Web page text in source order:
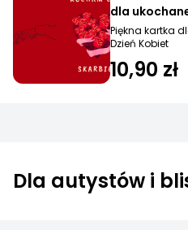
dla
Piękna kartka
Dzień Kobiet
10,90 zł
Dla autystów i